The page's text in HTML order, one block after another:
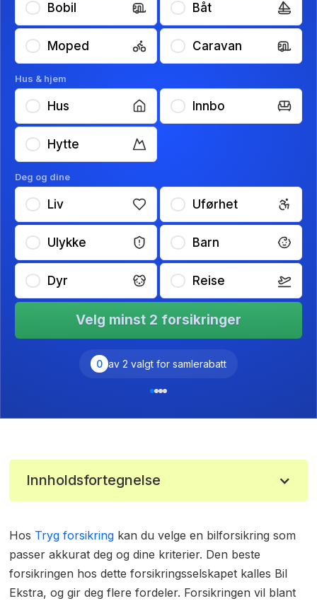
Bobil Båt
Moped Caravan
Hus & hjem
Hus Innbo
Hytte
Deg og dine
Liv Uførhet
Ulykke Barn
Dyr Reise
Velg minst 2 forsikringer
0 av 2 valgt for samlerabatt
Innholdsfortegnelse
Hos Tryg forsikringkan du velge en bilforsikring som
passer akkurat deg og dine kriterier. Den beste
forsikringen hos dette forsikringsselskapet kalles Bil
Ekstra, og gir deg flere fordeler. Forsikringen vil blant